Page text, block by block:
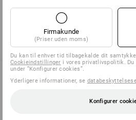
tilbage
Firmakunde
(Priser uden moms)
Du kan til enhver tid tilbagekalde dit
Cookieindstillinger i vores privatlivspolitik.
under ”Konfigurer cookies”.
Yderligere informationer, se
Konfigurer